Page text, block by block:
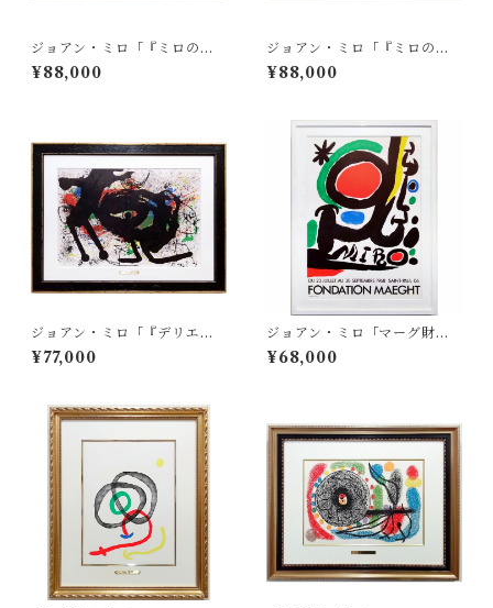
ジョアン・ミロ「『ミロの彫
刻』より Pl.1」
¥88,000
ジョアン・ミロ「『ミロの彫
刻』より Pl.2」
¥88,000
ジョアン・ミロ「『デリエー
ル・ル・ミロワール no.203』
より ソブレティクシム Pl.
¥77,000
ジョアン・ミロ「マーグ財団
美術館展」
¥68,000